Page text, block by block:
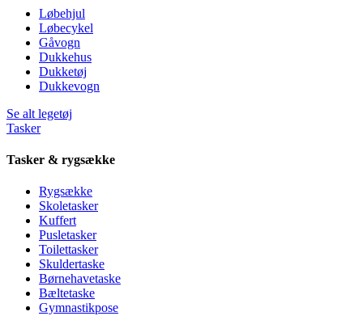
Løbehjul
Løbecykel
Gåvogn
Dukkehus
Dukketøj
Dukkevogn
Se alt legetøj
Tasker
Tasker & rygsække
Rygsække
Skoletasker
Kuffert
Pusletasker
Toilettasker
Skuldertaske
Børnehavetaske
Bæltetaske
Gymnastikpose